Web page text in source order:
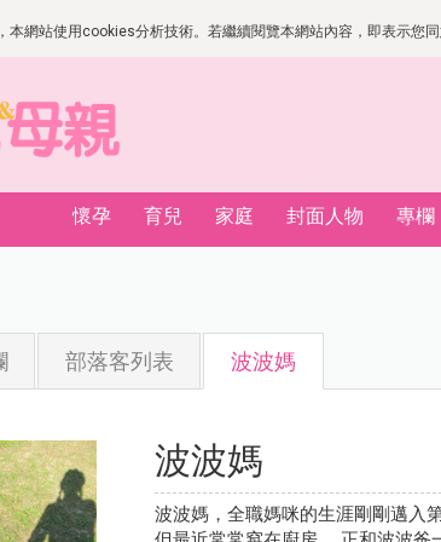
本網站使用cookies分析技術。若繼續閱覽本網站內容，即表示您
懷孕 育兒 家庭 封面人物 專欄
部落客列表 波波媽
波波媽
波波媽，全職媽咪的生涯剛剛邁入